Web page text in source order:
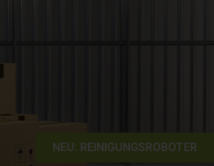
NEU: REINIGUNGSROBOTER